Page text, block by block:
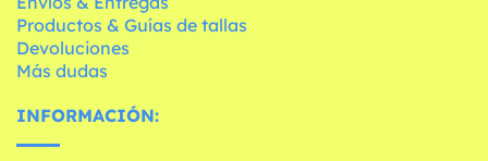
Productos & Guías de tallas
Devoluciones
Más dudas
INFORMACIÓN: